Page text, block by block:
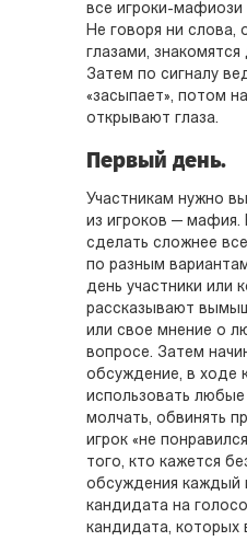
все игроки-мафиози
Не говоря ни слова,
глазами, знакомятся
Затем по сигналу
«засыпает», потом
открывают глаза.
Первый день.
Участникам нужно
из игроков — мафия.
сделать сложнее
по разным
день участники или
рассказывают
или свое мнение о
вопросе. Затем
обсуждение, в ходе
использовать
молчать, обвинять
игрок «не
того, кто кажется
обсуждения каждый
кандидата на
кандидата, которых